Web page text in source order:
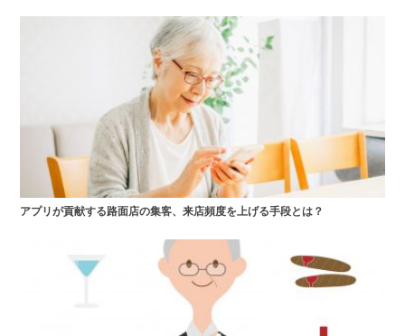
アプリが貢献する路面店の集客、来店頻度を上げる手段とは？